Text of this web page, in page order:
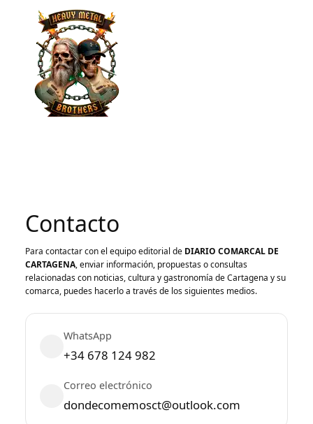
Contacto
Para contactar con el equipo editorial de DIARIO COMARCAL DE
CARTAGENA, enviar información, propuestas o consultas
relacionadas con noticias, cultura y gastronomía de Cartagena y su
comarca, puedes hacerlo a través de los siguientes medios.
WhatsApp
+34 678 124 982
Correo electrónico
dondecomemosct@outlook.com